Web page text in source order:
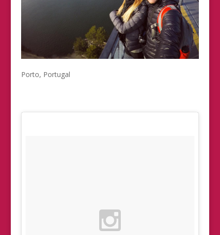
Porto, Portugal